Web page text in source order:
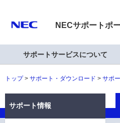
NECサポートポ
サポートサービスについて
トップ サポート・ダウンロード サポ
サポート情報